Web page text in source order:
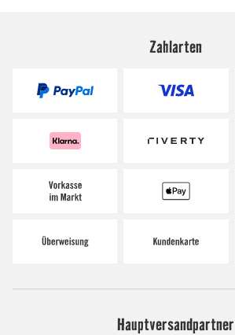
Zahlarten
Hauptversandpartner